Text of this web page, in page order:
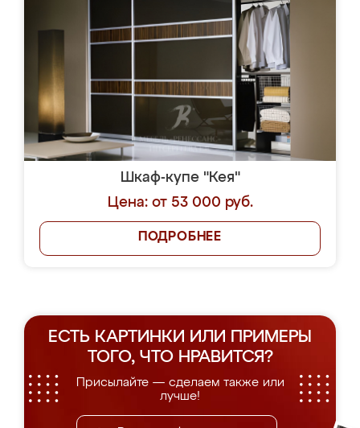
Шкаф-купе "Кея"
Цена: от 53 000 руб.
ПОДРОБНЕЕ
ЕСТЬ КАРТИНКИ ИЛИ ПРИМЕРЫ
ТОГО, ЧТО НРАВИТСЯ?
Присылайте — сделаем также или
лучше!